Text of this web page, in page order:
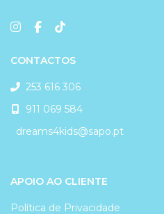
CONTACTOS
253 616 306
911 069 584
dreams4kids@sapo.pt
APOIO AO CLIENTE
Política de Privacidade